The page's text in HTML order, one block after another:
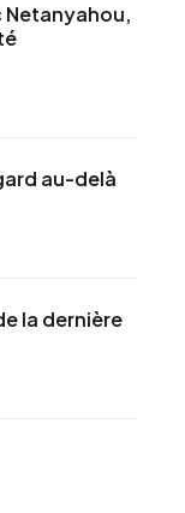
Netanyahou,
au-delà
la dernière